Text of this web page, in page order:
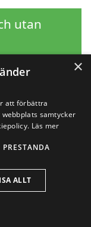
utan
×
att förbättra
samtycker
Läs mer
PRESTANDA
ALLT